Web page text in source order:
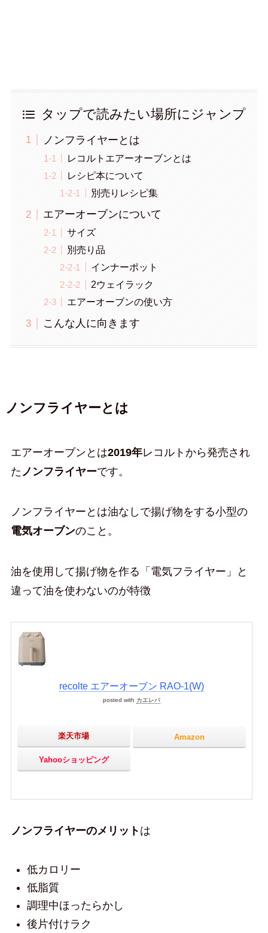
タップで読みたい場所にジャンプ
ノンフライヤーとは
レコルトエアーオーブンとは
レシピ本について
別売りレシピ集
エアーオーブンについて
サイズ
別売り品
インナーポット
2ウェイラック
エアーオーブンの使い方
こんな人に向きます
ノンフライヤーとは
エアーオーブンとは2019年レコルトから発売され
た ノンフライヤーです。
ノンフライヤーとは油なしで揚げ物をする小型の
電気オーブンのこと。
油を使用して揚げ物を作る「電気フライヤー」と
違って油を使わないのが特徴
recolte エアーオーブン RAO-1(W)
posted with カエレバ
楽天市場 Amazon
Yahooショッピング
ノンフライヤーのメリット は
低カロリー
低脂質
調理中ほったらかし
後片付けラク